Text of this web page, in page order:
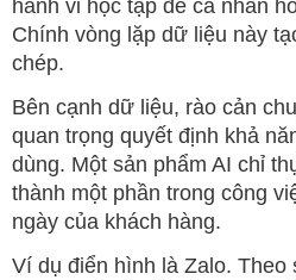
hành vi học tập để cá nhân
Chính vòng lặp dữ liệu này
chép.
Bên cạnh dữ liệu, rào cản
quan trọng quyết định khả
dùng. Một sản phẩm AI chỉ
thành một phần trong công
ngày của khách hàng.
Ví dụ điển hình là Zalo. Theo